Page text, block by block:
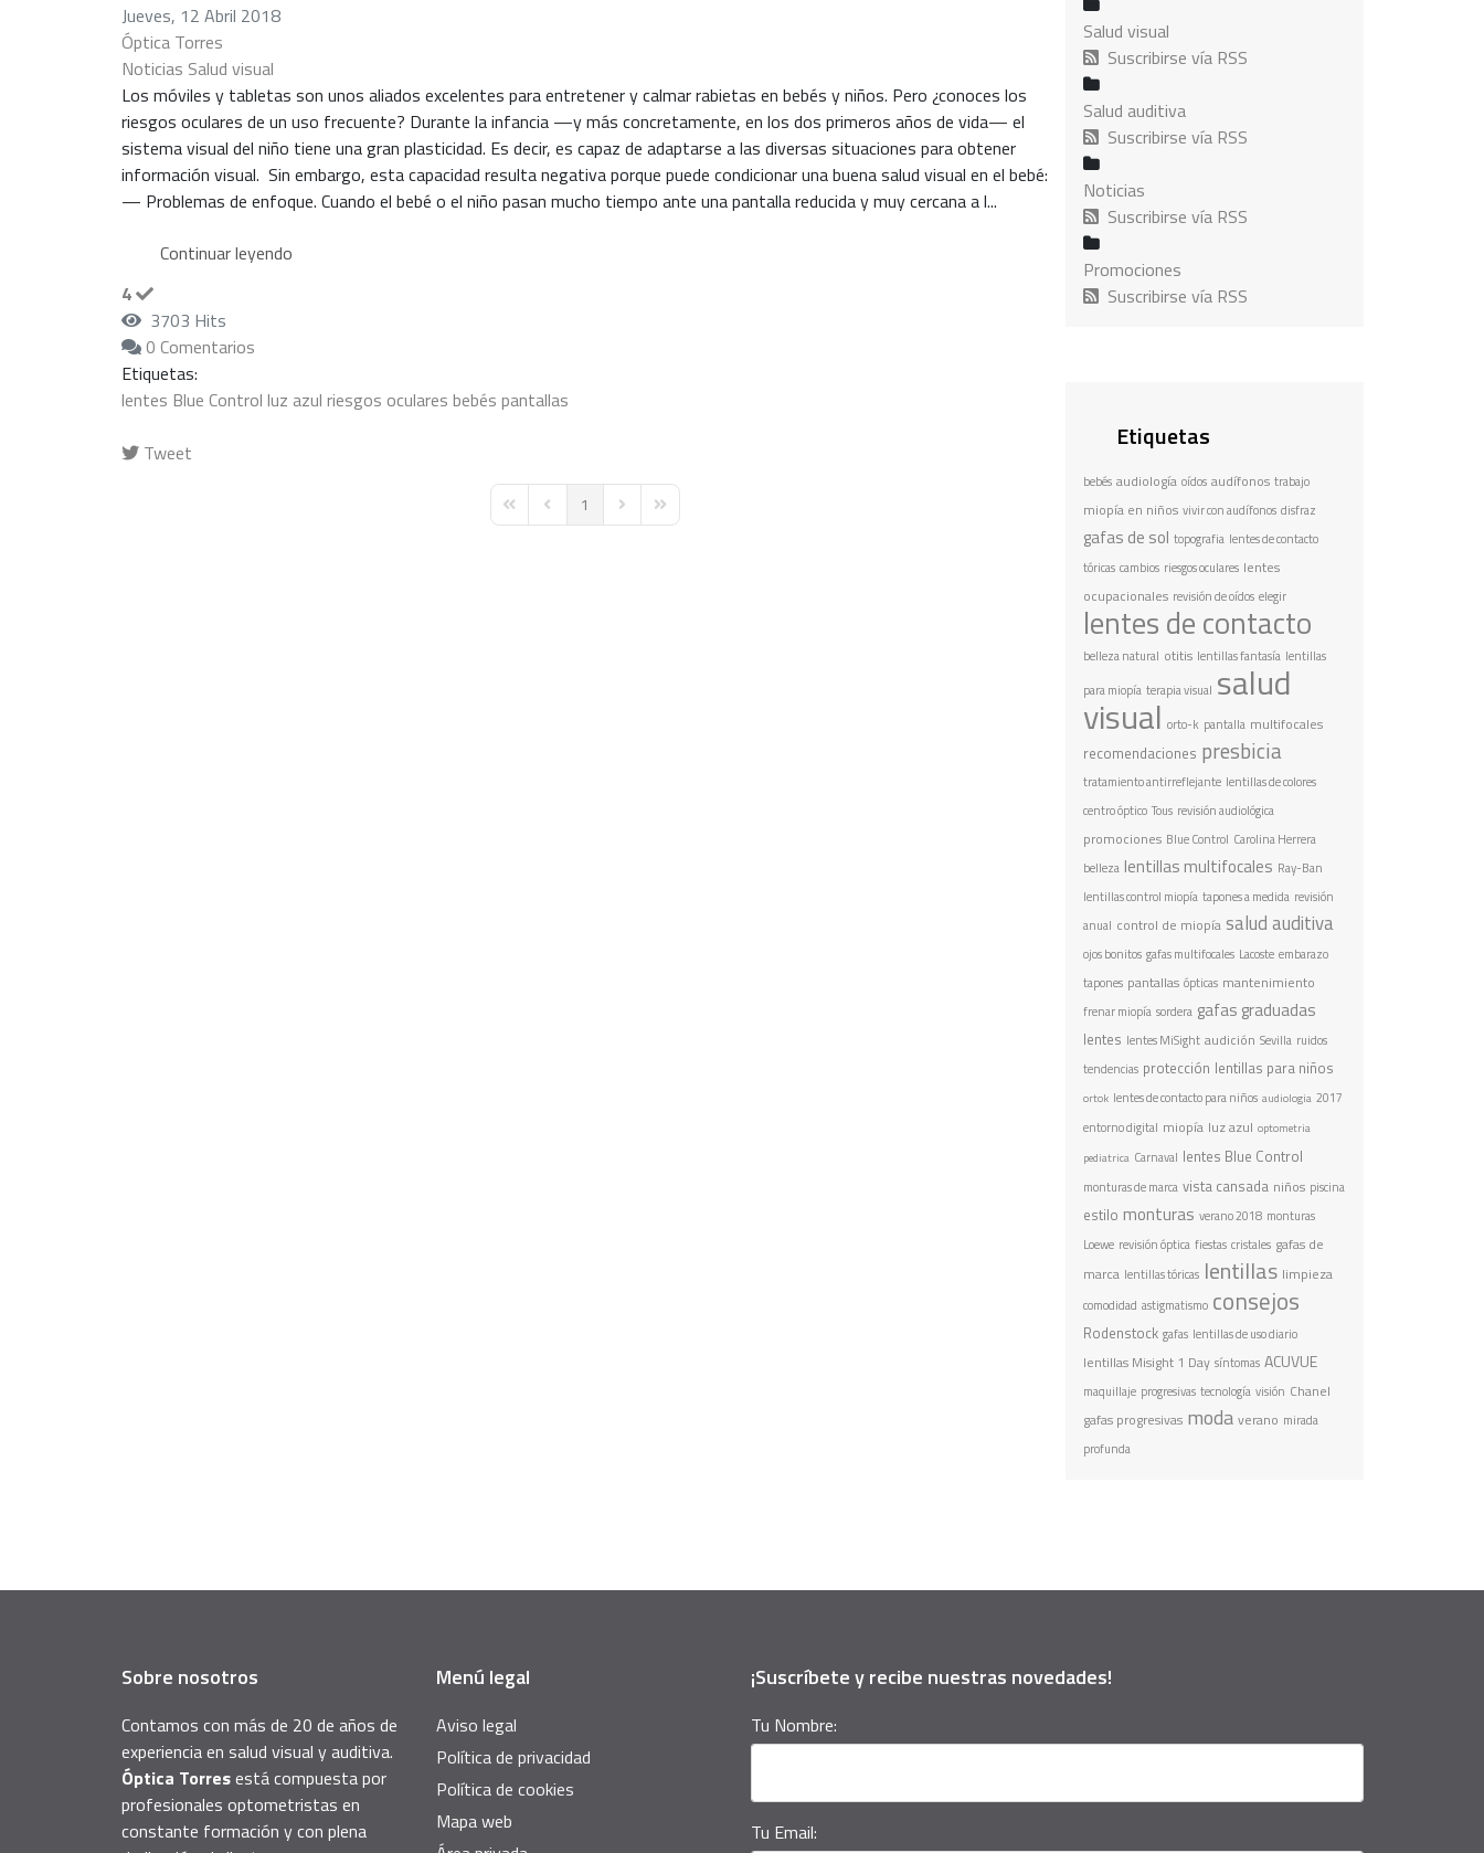
Jueves, 12 Abril 2018
Óptica Torres
Noticias Salud visual
Los móviles y tabletas son unos aliados excelentes para entretener y calmar rabietas en bebés y niños. Pero ¿conoces los
riesgos oculares de un uso frecuente? Durante la infancia —y más concretamente, en los dos primeros años de vida— el
sistema visual del niño tiene una gran plasticidad. Es decir, es capaz de adaptarse a las diversas situaciones para obtener
información visual. Sin embargo, esta capacidad resulta negativa porque puede condicionar una buena salud visual en el bebé:
— Problemas de enfoque. Cuando el bebé o el niño pasan mucho tiempo ante una pantalla reducida y muy cercana a l...
Continuar leyendo
4
3703 Hits
0 Comentarios
Etiquetas:
lentes Blue Control luz azul riesgos oculares bebés pantallas
Tweet
First PagePrevious Page
1 Next PageLast Page
Salud visual
Suscribirse vía RSS
Salud auditiva
Suscribirse vía RSS
Noticias
Suscribirse vía RSS
Promociones
Suscribirse vía RSS
Etiquetas
bebés audiología oídos audífonos trabajo
miopía en niños vivir con audífonos disfraz
gafas de sol topografia lentes de contacto
tóricas cambios riesgos oculares lentes
ocupacionales revisión de oídos elegir
lentes de contacto
belleza natural otitis lentillas fantasía lentillas
para miopía terapia visual salud
visual orto-k pantalla multifocales
recomendaciones presbicia
tratamiento antirreflejante lentillas de colores
centro óptico Tous revisión audiológica
promociones Blue Control Carolina Herrera
belleza lentillas multifocales Ray-Ban
lentillas control miopía tapones a medida revisión
anual control de miopía salud auditiva
ojos bonitos gafas multifocales Lacoste embarazo
tapones pantallas ópticas mantenimiento
frenar miopía sordera gafas graduadas
lentes lentes MiSight audición Sevilla ruidos
tendencias protección lentillas para niños
ortok lentes de contacto para niños audiologia 2017
entorno digital miopía luz azul optometria
pediatrica Carnaval lentes Blue Control
monturas de marca vista cansada niños piscina
estilo monturas verano 2018 monturas
Loewe revisión óptica fiestas cristales gafas de
marca lentillas tóricas lentillas limpieza
comodidad astigmatismo consejos
Rodenstock gafas lentillas de uso diario
lentillas Misight 1 Day síntomas ACUVUE
maquillaje progresivas tecnología visión Chanel
gafas progresivas moda verano mirada
profunda
Sobre nosotros
Contamos con más de 20 de años de
experiencia en salud visual y auditiva.
Óptica Torresestá compuesta por
profesionales optometristas en
constante formación y con plena
Menú legal
Aviso legal
Política de privacidad
Política de cookies
Mapa web
¡Suscríbete y recibe nuestras novedades!
Tu Nombre:
Tu Email: